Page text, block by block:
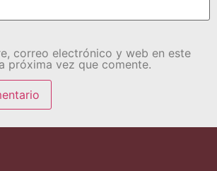
correo electrónico y web en este
próxima vez que comente.